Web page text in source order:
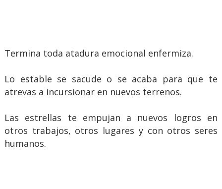
Termina toda atadura emocional enfermiza.
Lo estable se sacude o se acaba para que te
atrevas a incursionar en nuevos terrenos.
Las estrellas te empujan a nuevos logros en
otros trabajos, otros lugares y con otros seres
humanos.